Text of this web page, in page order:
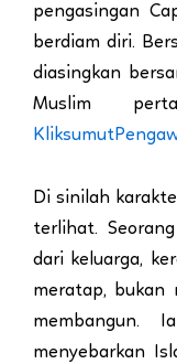
pengasingan
berdiam diri.
diasingkan
Muslim
Kliksumut
Di sinilah
terlihat.
dari keluarga,
meratap, bukan
membangun.
menyebarkan